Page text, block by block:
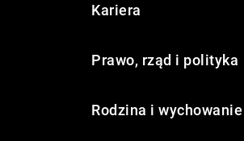
Kariera
Prawo, rząd i polityka
Rodzina i